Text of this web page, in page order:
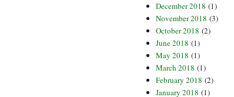
December 2018 (1)
November 2018 (3)
October 2018 (2)
June 2018 (1)
May 2018 (1)
March 2018 (1)
February 2018 (2)
January 2018 (1)